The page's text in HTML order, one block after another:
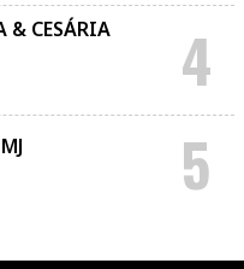
& CESÁRIA
4
5